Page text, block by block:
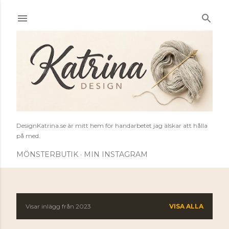
DesignKatrina.se är mitt hem för handarbetet jag älskar att hålla
på med.
MÖNSTERBUTIK MIN INSTAGRAM
I Visar inlägg från 2023 VISA ALLA